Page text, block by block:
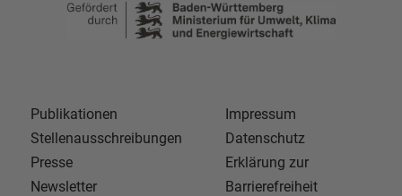
Publikationen
Stellenausschreibungen
Presse
Newsletter
Impressum
Datenschutz
Erklärung zur
Barrierefreiheit